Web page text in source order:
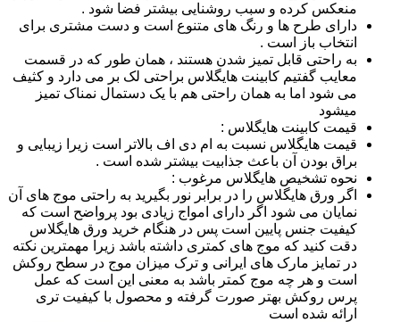
منعکس کرده و سبب روشنایی بیشتر فضا شود .
دارای طرح ها و رنگ های متنوع است و دست مشتری برای
انتخاب باز است .
به راحتی قابل تمیز شدن هستند ، همان طور که در قسمت
معایب گفتیم کابینت هایگلاس براحتی لک بر می دارد و کثیف
می شود اما به همان راحتی هم با یک دستمال نمناک تمیز
میشود
قیمت کابینت هایگلاس :
قیمت هایگلاس نسبت به ام دی اف بالاتر است زیرا زیبایی و
براق بودن آن باعث جذابیت بیشتر شده است .
نحوه تشخیص هایگلاس مرغوب :
اگر ورق هایگلاس را در برابر نور بگیرید به راحتی موج های آن
نمایان می شود اگر دارای امواج زیادی بود پرواضح است که
کیفیت جنس پایین است پس در هنگام خرید ورق هایگلاس
دقت کنید که موج های کمتری داشته باشد زیرا مهمترین نکته
در تمایز مارک های ایرانی و ترک میزان موج در سطح روکش
است و هر چه موج کمتر باشد به معنی این است که عمل
پرس روکش بهتر صورت گرفته و محصول با کیفیت تری
ارائه شده است